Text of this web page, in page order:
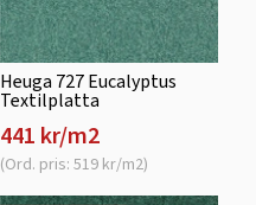
Heuga 727 Eucalyptus
Textilplatta
441 kr/m2
(Ord. pris: 519 kr/m2)